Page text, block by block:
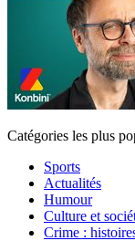
Catégories les plus
Sports
Actualités
Humour
Culture et
Crime :